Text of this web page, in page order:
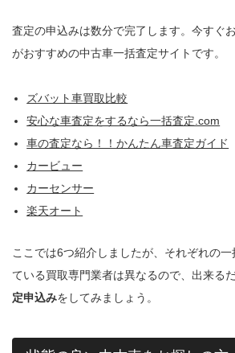
査定の申込みは数分で完了します。今すぐ
がおすすめの中古車一括査定サイトです。
ズバット車買取比較
安心な車査定をするなら一括査定.com
車の査定なら！！かんたん車査定ガイド
カービュー
カーセンサー
楽天オート
ここでは6つ紹介しましたが、それぞれの
ている買取専門業者は異なるので、出来る
定申込みをしてみましょう。